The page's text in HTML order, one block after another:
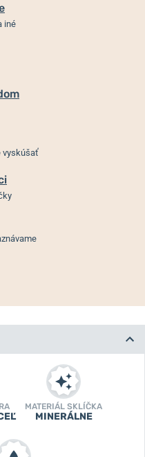
iné
vyskúšať
MATERIÁL SKLÍČKA
MINERÁLNE